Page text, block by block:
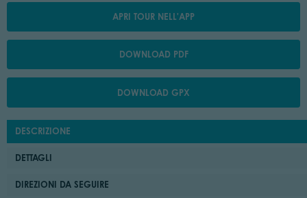
APRI TOUR NELL'APP
DOWNLOAD PDF
DOWNLOAD GPX
DESCRIZIONE
DETTAGLI
DIREZIONI DA SEGUIRE